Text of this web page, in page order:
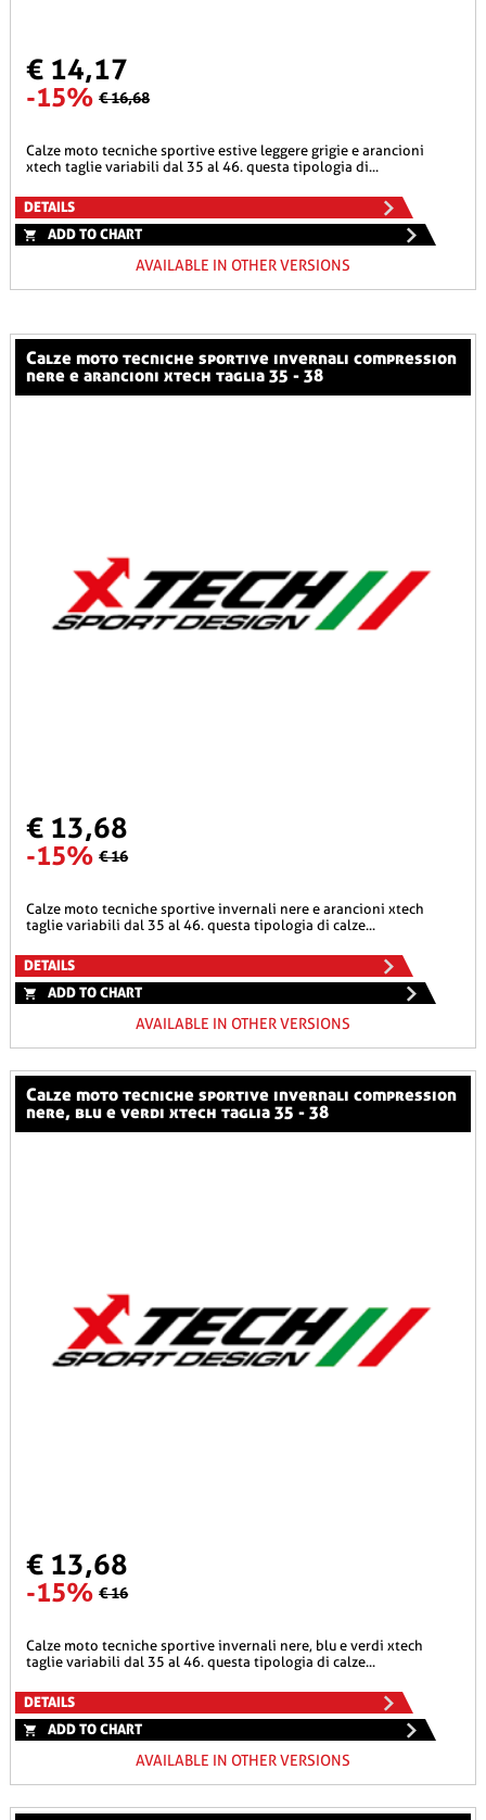
€ 14,17
-15% € 16,68
calze moto tecniche sportive estive leggere grigie e arancioni
xtech taglie variabili dal 35 al 46. questa tipologia di...
DETAILS
ADD TO CHART
AVAILABLE IN OTHER VERSIONS
calze moto tecniche sportive invernali compression
nere e arancioni xtech taglia 35 - 38
€ 13,68
-15% € 16
calze moto tecniche sportive invernali nere e arancioni xtech
taglie variabili dal 35 al 46. questa tipologia di calze...
DETAILS
ADD TO CHART
AVAILABLE IN OTHER VERSIONS
calze moto tecniche sportive invernali compression
nere, blu e verdi xtech taglia 35 - 38
€ 13,68
-15% € 16
calze moto tecniche sportive invernali nere, blu e verdi xtech
taglie variabili dal 35 al 46. questa tipologia di calze...
DETAILS
ADD TO CHART
AVAILABLE IN OTHER VERSIONS